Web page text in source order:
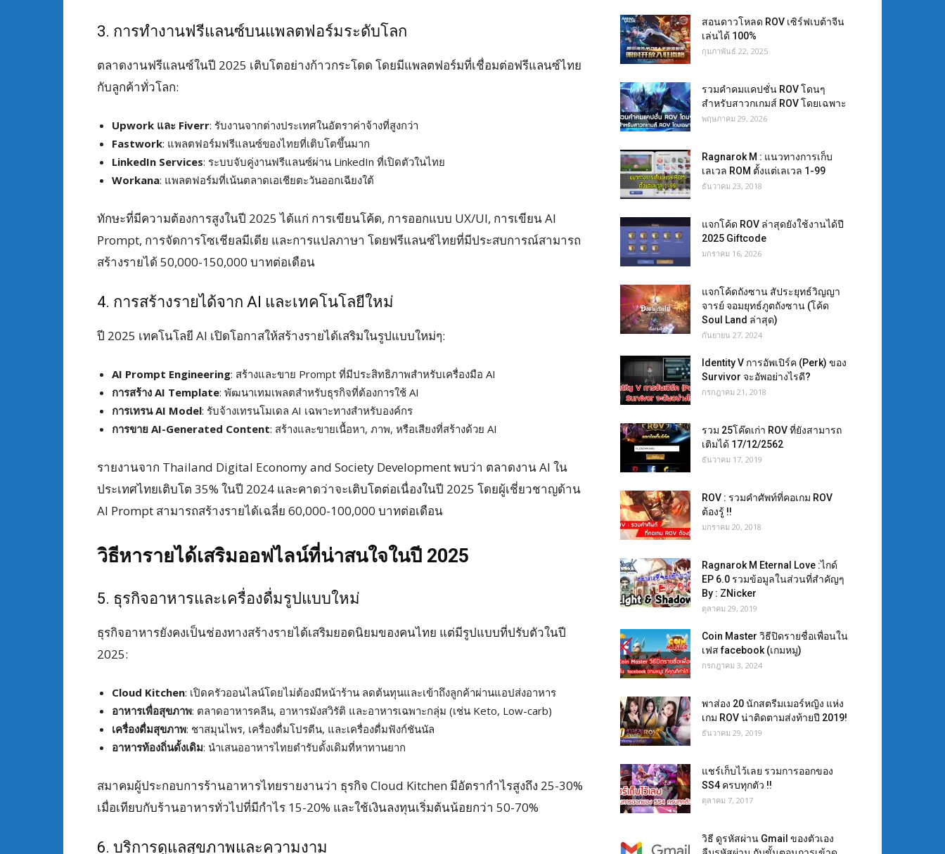
3. การทำงานฟรีแลนซ์บนแพลตฟอร์มระดับโลก
ตลาดงานฟรีแลนซ์ในปี 2025 เติบโตอย่างก้าวกระโดด โดยมีแพลตฟอร์มที่เชื่อมต่อฟรีแลนซ์ไทย
กับลูกค้าทั่วโลก:
Upwork และ Fiverr: รับงานจากต่างประเทศในอัตราค่าจ้างที่สูงกว่า
Fastwork: แพลตฟอร์มฟรีแลนซ์ของไทยที่เติบโตขึ้นมาก
LinkedIn Services: ระบบจับคู่งานฟรีแลนซ์ผ่าน LinkedIn ที่เปิดตัวในไทย
Workana: แพลตฟอร์มที่เน้นตลาดเอเชียตะวันออกเฉียงใต้
ทักษะที่มีความต้องการสูงในปี 2025 ได้แก่ การเขียนโค้ด, การออกแบบ UX/UI, การเขียน AI
Prompt, การจัดการโซเชียลมีเดีย และการแปลภาษา โดยฟรีแลนซ์ไทยที่มีประสบการณ์สามารถ
สร้างรายได้ 50,000-150,000 บาทต่อเดือน
4. การสร้างรายได้จาก AI และเทคโนโลยีใหม่
ปี 2025 เทคโนโลยี AI เปิดโอกาสให้สร้างรายได้เสริมในรูปแบบใหม่ๆ:
AI Prompt Engineering: สร้างและขาย Prompt ที่มีประสิทธิภาพสำหรับเครื่องมือ AI
การสร้าง AI Template: พัฒนาเทมเพลตสำหรับธุรกิจที่ต้องการใช้ AI
การเทรน AI Model: รับจ้างเทรนโมเดล AI เฉพาะทางสำหรับองค์กร
การขาย AI-Generated Content: สร้างและขายเนื้อหา, ภาพ, หรือเสียงที่สร้างด้วย AI
รายงานจาก Thailand Digital Economy and Society Development พบว่า ตลาดงาน AI ใน
ประเทศไทยเติบโต 35% ในปี 2024 และคาดว่าจะเติบโตต่อเนื่องในปี 2025 โดยผู้เชี่ยวชาญด้าน
AI Prompt สามารถสร้างรายได้เฉลี่ย 60,000-100,000 บาทต่อเดือน
วิธีหารายได้เสริมออฟไลน์ที่น่าสนใจในปี 2025
5. ธุรกิจอาหารและเครื่องดื่มรูปแบบใหม่
ธุรกิจอาหารยังคงเป็นช่องทางสร้างรายได้เสริมยอดนิยมของคนไทย แต่มีรูปแบบที่ปรับตัวในปี
2025:
Cloud Kitchen: เปิดครัวออนไลน์โดยไม่ต้องมีหน้าร้าน ลดต้นทุนและเข้าถึงลูกค้าผ่านแอปส่งอาหาร
อาหารเพื่อสุขภาพ: ตลาดอาหารคลีน, อาหารมังสวิรัติ และอาหารเฉพาะกลุ่ม (เช่น Keto, Low-carb)
เครื่องดื่มสุขภาพ: ชาสมุนไพร, เครื่องดื่มโปรตีน, และเครื่องดื่มฟังก์ชันนัล
อาหารท้องถิ่นดั้งเดิม: นำเสนออาหารไทยตำรับดั้งเดิมที่หาทานยาก
สมาคมผู้ประกอบการร้านอาหารไทยรายงานว่า ธุรกิจ Cloud Kitchen มีอัตรากำไรสูงถึง 25-30%
เมื่อเทียบกับร้านอาหารทั่วไปที่มีกำไร 15-20% และใช้เงินลงทุนเริ่มต้นน้อยกว่า 50-70%
6. บริการดูแลสุขภาพและความงาม
สอนดาวโหลด ROV เซิร์ฟเบต้าจีน
เล่นได้ 100%
กุมภาพันธ์ 22, 2025
รวมคำคมแคปชั่น ROV โดนๆ
สำหรับสาวกเกมส์ ROV โดยเฉพาะ
พฤษภาคม 29, 2026
Ragnarok M : แนวทางการเก็บ
เลเวล ROM ตั้งแต่เลเวล 1-99
ธันวาคม 23, 2018
แจกโค้ด ROV ล่าสุดยังใช้งานได้ปี
2025 Giftcode
มกราคม 16, 2026
แจกโค้ดถังซาน สัประยุทธ์วิญญา
จารย์ จอมยุทธ์ภูตถังซาน (โค้ด
Soul Land ล่าสุด)
กันยายน 27, 2024
Identity V การอัพเปิร์ค (Perk) ของ
Survivor จะอัพอย่างไรดี?
กรกฎาคม 21, 2018
รวม 25โค๊ดเก่า ROV ที่ยังสามารถ
เติมได้ 17/12/2562
ธันวาคม 17, 2019
ROV : รวมคำศัพท์ที่คอเกม ROV
ต้องรู้ !!
มกราคม 20, 2018
Ragnarok M Eternal Love :ไกด์
EP 6.0 รวมข้อมูลในส่วนที่สำคัญๆ
By : ZNicker
ตุลาคม 29, 2019
Coin Master วิธีปิดรายชื่อเพื่อนใน
เฟส facebook (เกมหมู)
กรกฎาคม 3, 2024
พาส่อง 20 นักสตรีมเมอร์หญิง แห่ง
เกม ROV น่าติดตามส่งท้ายปี 2019!
ธันวาคม 29, 2019
แชร์เก็บไว้เลย รวมการออกของ
SS4 ครบทุกตัว !!
ตุลาคม 7, 2017
วิธี ดูรหัสผ่าน Gmail ของตัวเอง